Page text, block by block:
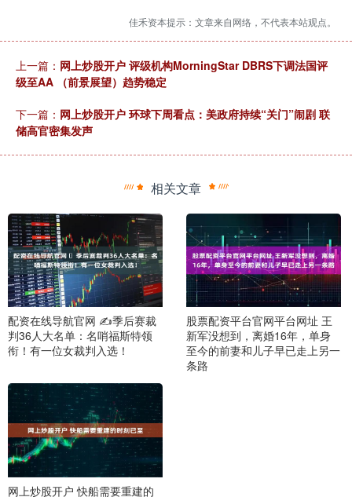
佳禾资本提示：文章来自网络，不代表本站观点。
上一篇： 网上炒股开户 评级机构MorningStar DBRS下调法国评
级至AA （前景展望）趋势稳定
下一篇： 网上炒股开户 环球下周看点：美政府持续“关门”闹剧 联
储高官密集发声
相关文章
配资在线导航官网 ✍季后赛裁
判36人大名单：名哨福斯特领
衔！有一位女裁判入选！
股票配资平台官网平台网址 王
新军没想到，离婚16年，单身
至今的前妻和儿子早已走上另一
条路
网上炒股开户 快船需要重建的